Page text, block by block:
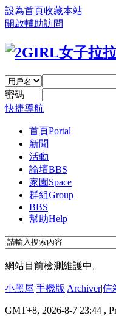
設為首頁收藏本站
開啟輔助訪問
密碼
快捷導航
首頁Portal
新聞
活動
論壇BBS
家園 Space
群組Group
BBS
幫助Help
網站目前檢測維護中。
小黑屋|手機版|Archiver|信
GMT+8, 2026-8-7 23:44 ,